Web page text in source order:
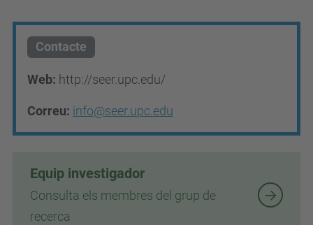
Contacte
Web: http://seer.upc.edu/
Correu: info@seer.upc.edu
Equip investigador
Consulta els membres del grup de
recerca